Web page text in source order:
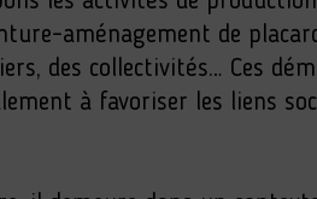
aménagement de
des collectivités… Ces
à favoriser les liens